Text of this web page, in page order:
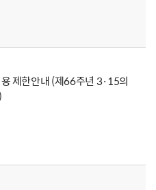
(제66주년 3·15의